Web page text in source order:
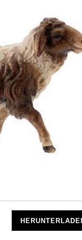
Holz Mod. Original